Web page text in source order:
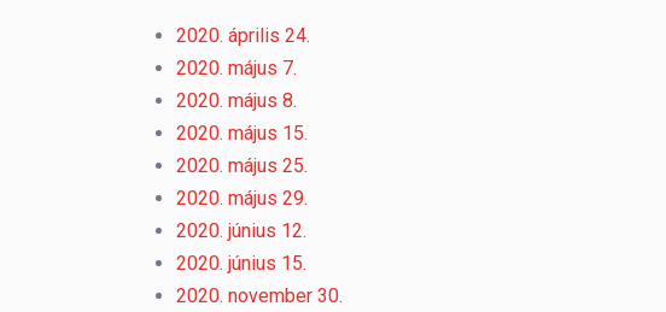
2020. április 24.
2020. május 7.
2020. május 8.
2020. május 15.
2020. május 25.
2020. május 29.
2020. június 12.
2020. június 15.
2020. november 30.